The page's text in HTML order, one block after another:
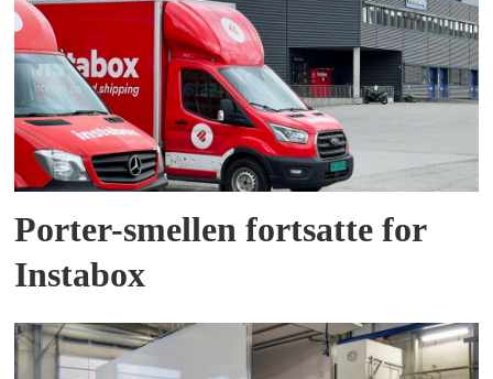
Porter-smellen fortsatte for
Instabox